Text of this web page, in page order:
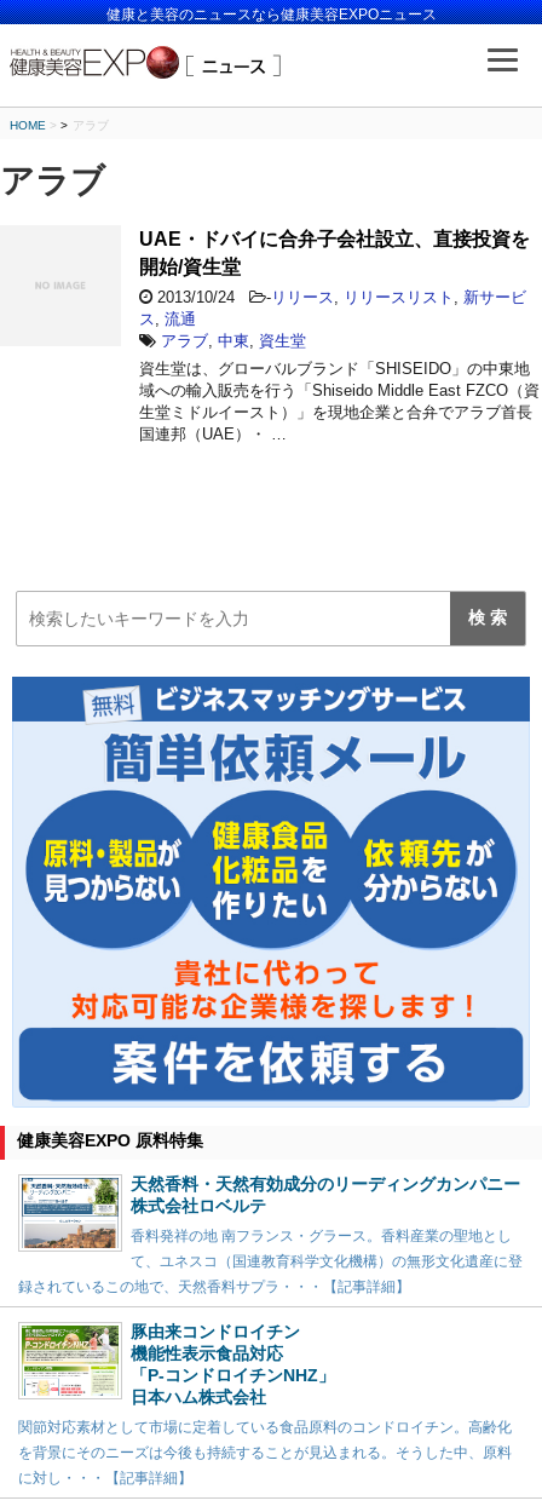
健康と美容のニュースなら健康美容EXPOニュース
HOME > アラブ
アラブ
UAE・ドバイに合弁子会社設立、直接投資を
開始/資生堂
2013/10/24 - リリース リリースリスト
新サービ
ス
流通
アラブ 中東
資生堂
資生堂は、グローバルブランド「SHISEIDO」の中東地
域への輸入販売を行う「Shiseido Middle East FZCO（資
生堂ミドルイースト）」を現地企業と合弁でアラブ首長
国連邦（UAE）・ …
健康美容EXPO 原料特集
天然香料・天然有効成分のリーディングカンパニー
株式会社ロベルテ
香料発祥の地 南フランス・グラース。香料産業の聖地とし
て、ユネスコ（国連教育科学文化機構）の無形文化遺産に登
録されているこの地で、天然香料サプラ・・・【記事詳細】
豚由来コンドロイチン
機能性表示食品対応
「P-コンドロイチンNHZ」
日本ハム株式会社
関節対応素材として市場に定着している食品原料のコンドロイチン。高齢化
を背景にそのニーズは今後も持続することが見込まれる。そうした中、原料
に対し・・・【記事詳細】